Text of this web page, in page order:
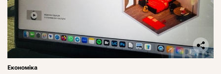
Економіка